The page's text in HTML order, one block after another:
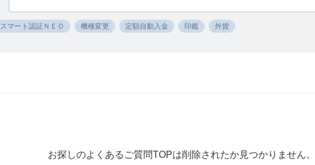
スマート認証ＮＥＯ 機種変更 定額自動入金 印鑑 外貨
お探しのよくあるご質問TOPは削除されたか見つかりません。